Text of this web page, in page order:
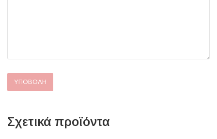
Σχετικά προϊόντα